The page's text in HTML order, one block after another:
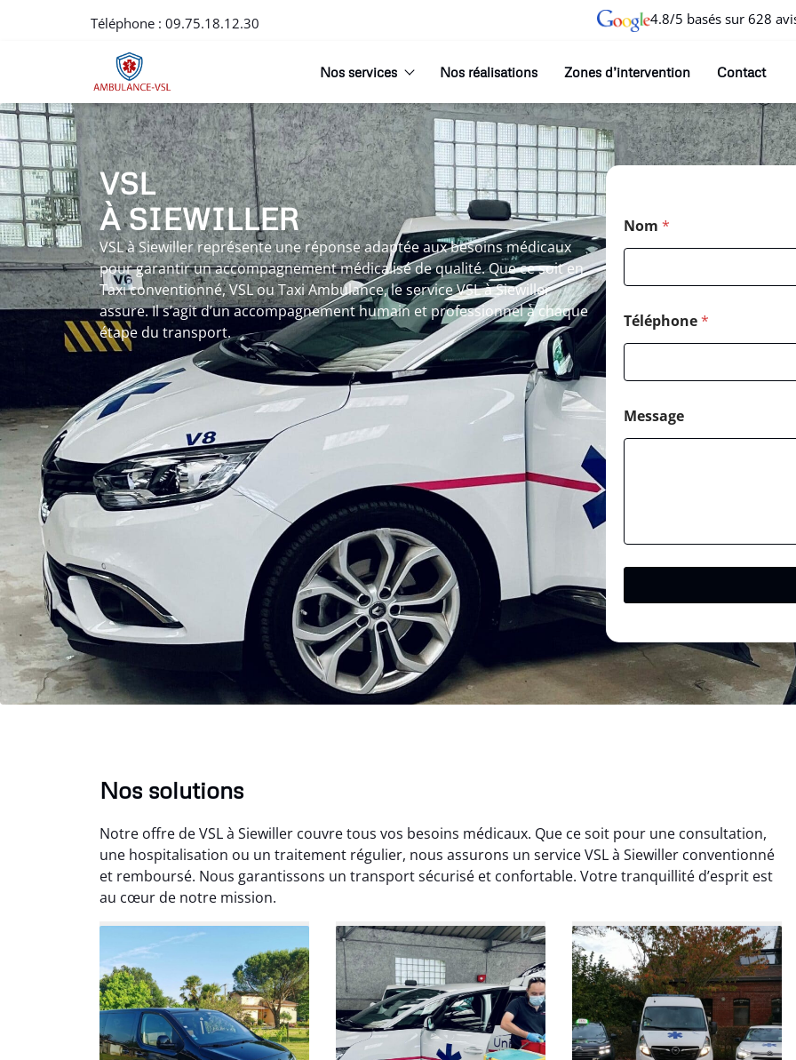
Téléphone : 09.75.18.12.30 4.8/5 basés sur 628
Nos services Nos réalisations Zones d’intervention Contact
VSL
À SIEWILLER
VSL à Siewiller représente une réponse adaptée aux besoins médicaux
pour garantir un accompagnement médicalisé de qualité. Que ce soit en
Taxi conventionné, VSL ou Taxi Ambulance, le service VSL à Siewiller
assure. Il s’agit d’un accompagnement humain et professionnel à chaque
étape du transport.
Nom *
Téléphone*
Message
Nos solutions
Notre offre de VSL à Siewiller couvre tous vos besoins médicaux. Que ce soit pour une consultation,
une hospitalisation ou un traitement régulier, nous assurons un service VSL à Siewiller conventionné
et remboursé. Nous garantissons un transport sécurisé et confortable. Votre tranquillité d’esprit est
au cœur de notre mission.
Arnaud Deschamps
30 janvier 2025
Très satisfait du transport,
tout s’est bien déroulé.
Chauffeur à l’écoute et
patient.
Jérémy Ferrand
8 septembre 2024
Transport ponctuel et
personnel très attentionné.
Très satisfait du service.